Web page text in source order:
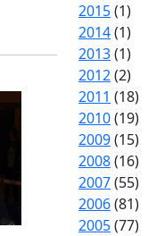
2015(1)
2014(1)
2013(1)
2012(2)
2011 (18)
2010(19)
2009(15)
2008(16)
2007(55)
2006(81)
2005(77)